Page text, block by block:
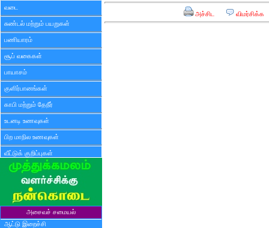
வடை
சுண்டல் மற்றும் பயறுகள்
பணியாரம்
சூப் வகைகள்
பாயாசம்
குளிர்பானங்கள்
காபி மற்றும் தேநீர்
உடனடி உணவுகள்
பிற மாநில உணவுகள்
வீட்டுக் குறிப்புகள்
அசைவச் சமையல்
ஆட்டு இறைச்சி
அச்சிட விமர்சிக்க